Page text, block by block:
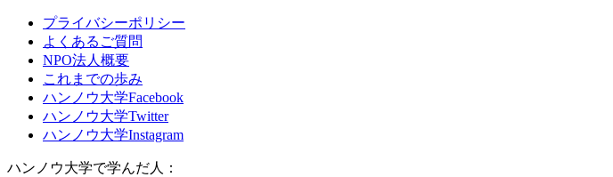
プライバシーポリシー
よくあるご質問
NPO法人概要
これまでの歩み
ハンノウ大学Facebook
ハンノウ大学Twitter
ハンノウ大学Instagram
ハンノウ大学で学んだ人：